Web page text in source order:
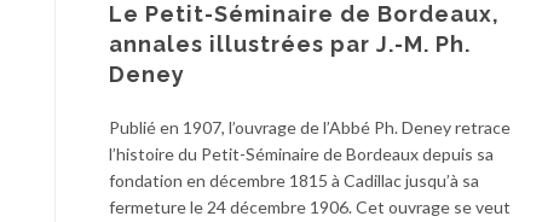
Le Petit-Séminaire de Bordeaux,
annales illustrées par J.-M. Ph.
Deney
Publié en 1907, l’ouvrage de l’Abbé Ph. Deney retrace
l’histoire du Petit-Séminaire de Bordeaux depuis sa
fondation en décembre 1815 à Cadillac jusqu’à sa
fermeture le 24 décembre 1906. Cet ouvrage se veut